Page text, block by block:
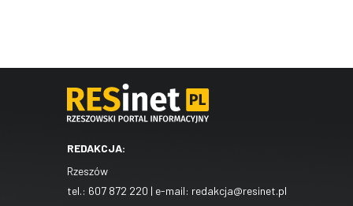
REDAKCJA:
Rzeszów
tel.: 607 872 220 | e-mail: redakcja@resinet.pl